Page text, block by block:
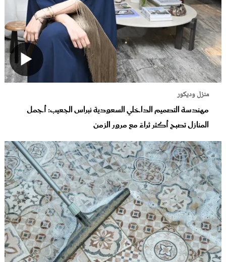
منزل وديكور
مهندسة التصميم الداخلي السعودية نبراس الجعيب: أجمل
المنازل تصبح أكثر ثراءً مع مرور الزمن